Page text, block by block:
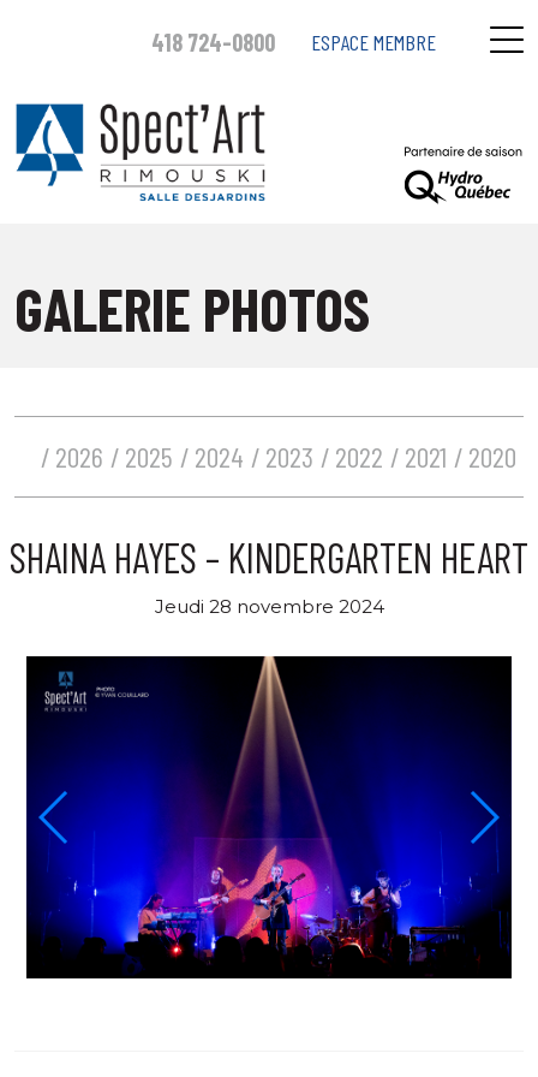
418 724-0800 ESPACE MEMBRE
GALERIE PHOTOS
2026 2025 2024 2023 2022 2021 2020
SHAINA HAYES – KINDERGARTEN HEART
Jeudi 28 novembre 2024